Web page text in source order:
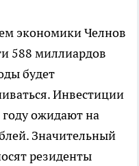
экономики Челнов
588 миллиардов
будет
Инвестиции
ожидают на
Значительный
резиденты